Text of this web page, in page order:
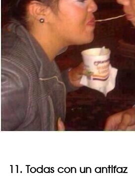
11. Todas con un antifaz